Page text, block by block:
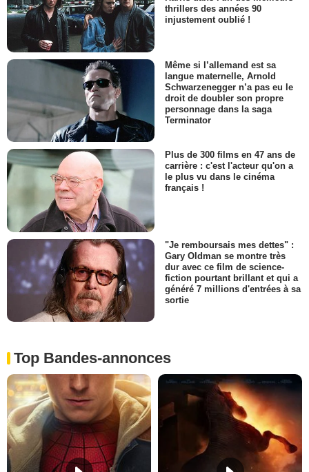
thrillers des années 90
injustement oublié !
Même si l’allemand est sa
langue maternelle, Arnold
Schwarzenegger n’a pas eu le
droit de doubler son propre
personnage dans la saga
Terminator
Plus de 300 films en 47 ans de
carrière : c'est l'acteur qu'on a
le plus vu dans le cinéma
français !
"Je remboursais mes dettes" :
Gary Oldman se montre très
dur avec ce film de science-
fiction pourtant brillant et qui a
généré 7 millions d'entrées à sa
sortie
Top Bandes-annonces